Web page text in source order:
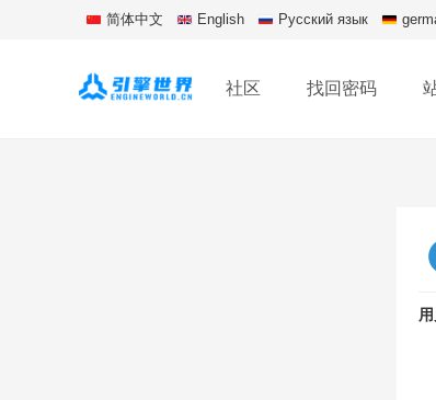
简体中文 English Русский язык
社区 找回密码